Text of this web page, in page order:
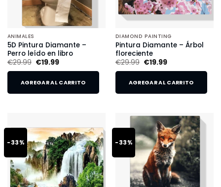
ANIMALES
5D Pintura Diamante –
Perro leído en libro
€29.99 €19.99
AGREGAR AL CARRITO
DIAMOND PAINTING
Pintura Diamante – Árbol
floreciente
€29.99 €19.99
AGREGAR AL CARRITO
-33% -33%